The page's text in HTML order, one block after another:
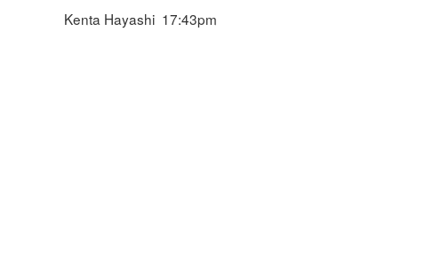
Kenta Hayashi 17:43pm